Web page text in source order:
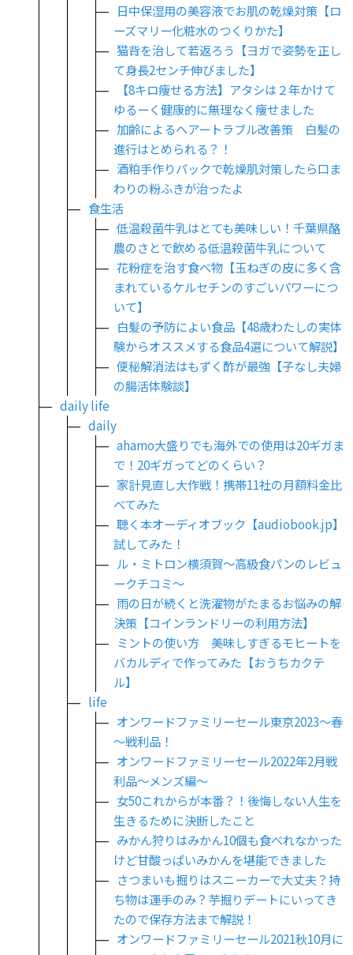
日中保湿用の美容液でお肌の乾燥対策【ロ
ーズマリー化粧水のつくりかた】
猫背を治して若返ろう【ヨガで姿勢を正し
て身長2センチ伸びました】
【8キロ痩せる方法】アタシは２年かけて
ゆるーく健康的に無理なく痩せました
加齢によるヘアートラブル改善策 白髪の
進行はとめられる？！
酒粕手作りパックで乾燥肌対策したら口ま
わりの粉ふきが治ったよ
食生活
低温殺菌牛乳はとても美味しい！千葉県酪
農のさとで飲める低温殺菌牛乳について
花粉症を治す食べ物【玉ねぎの皮に多く含
まれているケルセチンのすごいパワーにつ
いて】
白髪の予防によい食品【48歳わたしの実体
験からオススメする食品4選について解説】
便秘解消法はもずく酢が最強【子なし夫婦
の腸活体験談】
daily life
daily
ahamo大盛りでも海外での使用は20ギガま
で！20ギガってどのくらい？
家計見直し大作戦！携帯11社の月額料金比
べてみた
聴く本オーディオブック【audiobook.jp】
試してみた！
ル・ミトロン横須賀～高級食パンのレビュ
ークチコミ～
雨の日が続くと洗濯物がたまるお悩みの解
決策【コインランドリーの利用方法】
ミントの使い方 美味しすぎるモヒートを
バカルディで作ってみた【おうちカクテ
ル】
life
オンワードファミリーセール東京2023～春
～戦利品！
オンワードファミリーセール2022年2月戦
利品～メンズ編～
女50これからが本番？！後悔しない人生を
生きるために決断したこと
みかん狩りはみかん10個も食べれなかった
けど甘酸っぱいみかんを堪能できました
さつまいも掘りはスニーカーで大丈夫？持
ち物は運手のみ？芋掘りデートにいってき
たので保存方法まで解説！
オンワードファミリーセール2021秋10月に